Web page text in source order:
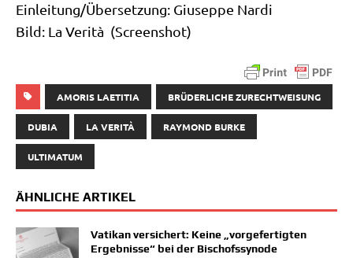
Einleitung/​Übersetzung: Giu­sep­pe Nardi
Bild: La Veri­tà (Screen­shot)
AMORIS LAETITIA BRÜDERLICHE ZURECHTWEISUNG
DUBIA LA VERITÀ RAYMOND BURKE
ULTIMATUM
ÄHNLICHE ARTIKEL
Vatikan versichert: Keine „vorgefertigten
Ergebnisse“ bei der Bischofssynode